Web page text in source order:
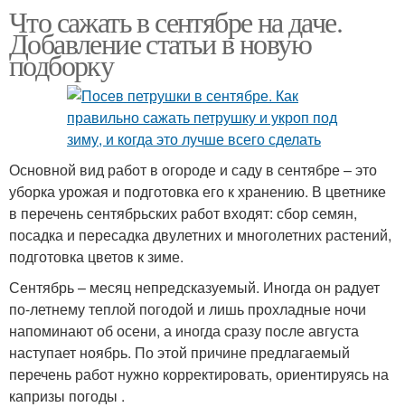
Что сажать в сентябре на даче.
Добавление статьи в новую
подборку
Основной вид работ в огороде и саду в сентябре – это
уборка урожая и подготовка его к хранению. В цветнике
в перечень сентябрьских работ входят: сбор семян,
посадка и пересадка двулетних и многолетних растений,
подготовка цветов к зиме.
Сентябрь – месяц непредсказуемый. Иногда он радует
по-летнему теплой погодой и лишь прохладные ночи
напоминают об осени, а иногда сразу после августа
наступает ноябрь. По этой причине предлагаемый
перечень работ нужно корректировать, ориентируясь на
капризы погоды .